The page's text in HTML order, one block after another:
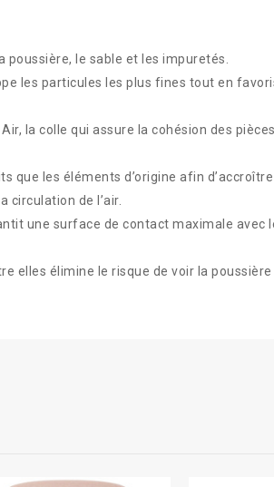
le sable et les impuretés.
les particules les plus fines tout en
la colle qui assure la cohésion des
que les éléments d’origine afin
circulation de l’air.
une surface de contact maximale avec
elles élimine le risque de voir la